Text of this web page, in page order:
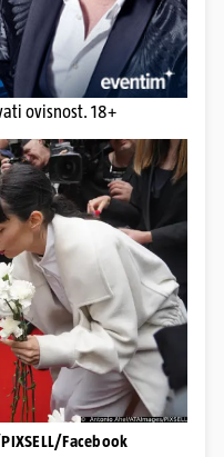
ovisnost. 18+
Facebook